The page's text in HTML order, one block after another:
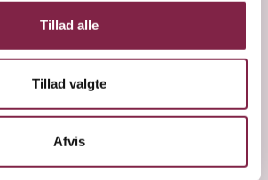
Tillad alle
Tillad valgte
Afvis
LØN